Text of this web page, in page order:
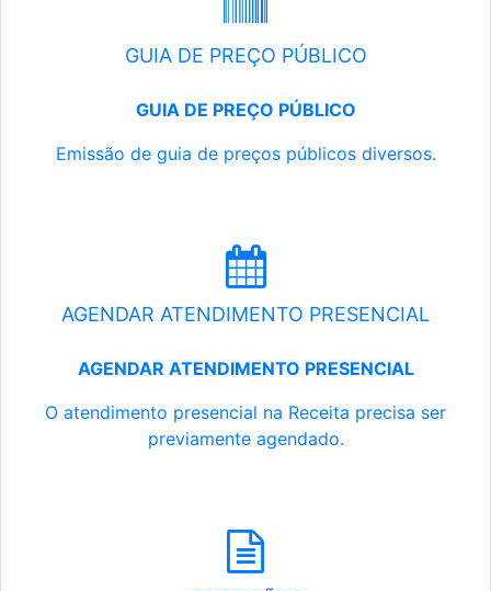
GUIA DE PREÇO PÚBLICO
GUIA DE PREÇO PÚBLICO
Emissão de guia de preços públicos diversos.
AGENDAR ATENDIMENTO PRESENCIAL
AGENDAR ATENDIMENTO PRESENCIAL
O atendimento presencial na Receita precisa ser
previamente agendado.